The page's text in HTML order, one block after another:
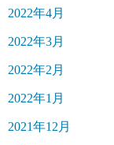
2022年4月
2022年3月
2022年2月
2022年1月
2021年12月